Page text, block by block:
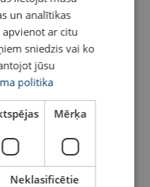
Skatīt
un analītikas
ar citu
sniedzis vai ko
jūsu
politika
Mērķa
Neklasificētie